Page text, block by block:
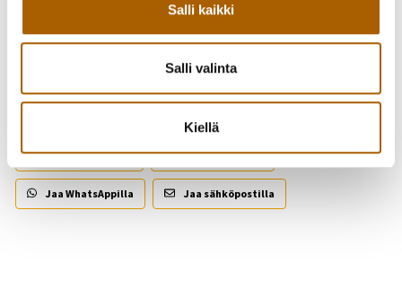
Salli kaikki
Salli valinta
Kiellä
Kutsu kaveri mukaan!
Jaa Facebookissa Jaa Twitterissä
Jaa WhatsAppilla Jaa sähköpostilla